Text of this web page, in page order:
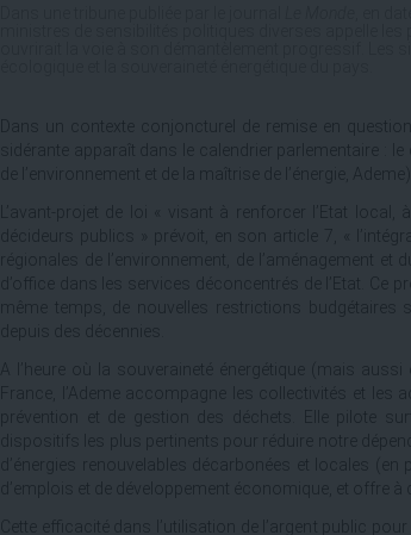
Dans un contexte conjoncturel de remise en
sidérante apparaît dans le calendrier parlementaire :
de l’environnement et de la maîtrise de l’énergie, Ademe).
L’avant-projet de loi « visant à renforcer l’Etat
décideurs publics » prévoit, en son article 7, «
régionales de l’environnement, de l’aménagement
d’office dans les services déconcentrés de l’Etat. Ce
même temps, de nouvelles restrictions
A l’heure où la souveraineté énergétique (mais
France, l’Ademe accompagne les collectivités et les
prévention et de gestion des déchets. Elle pilote
dispositifs les plus pertinents pour réduire notre
d’énergies renouvelables décarbonées et locales
d’emplois et de développement économique, et offre
Cette efficacité dans l’utilisation de l’argent public